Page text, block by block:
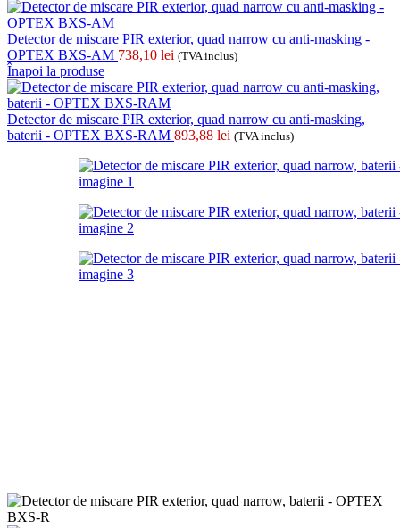
Detector de miscare PIR exterior, quad narrow cu anti-masking -
OPTEX BXS-AM 738,10 lei (TVA inclus)
Înapoi la produse
Detector de miscare PIR exterior, quad narrow cu anti-masking,
baterii - OPTEX BXS-RAM 893,88 lei (TVA inclus)